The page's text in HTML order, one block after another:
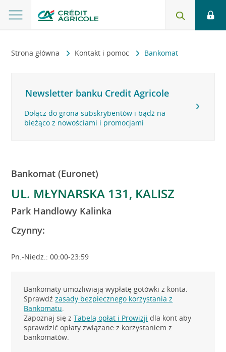
Strona główna Kontakt i pomoc Bankomat
Newsletter banku Credit Agricole
Dołącz do grona subskrybentów i bądź na
bieżąco z nowościami i promocjami
Bankomat (Euronet)
UL. MŁYNARSKA 131, KALISZ
Park Handlowy Kalinka
Czynny:
Pn.-Niedz.: 00:00-23:59
Bankomaty umożliwiają wypłatę gotówki z konta.
Sprawdźzasady bezpiecznego korzystania z
Bankomatu.
Zapoznaj się zTabelą opłat i Prowizji dla kont aby
sprawdzić opłaty związane z korzystaniem z
bankomatów.